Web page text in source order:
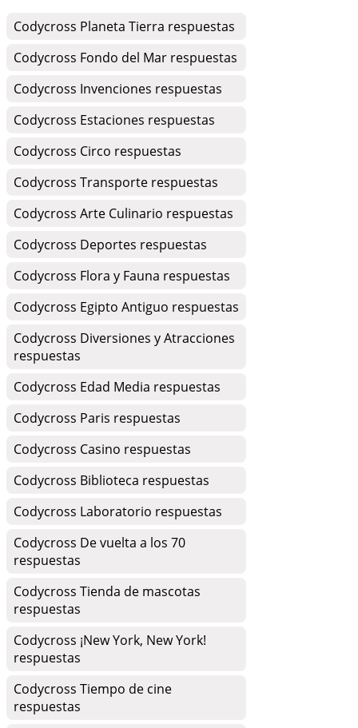
Codycross Planeta Tierra respuestas
Codycross Fondo del Mar respuestas
Codycross Invenciones respuestas
Codycross Estaciones respuestas
Codycross Circo respuestas
Codycross Transporte respuestas
Codycross Arte Culinario respuestas
Codycross Deportes respuestas
Codycross Flora y Fauna respuestas
Codycross Egipto Antiguo respuestas
Codycross Diversiones y Atracciones
respuestas
Codycross Edad Media respuestas
Codycross Paris respuestas
Codycross Casino respuestas
Codycross Biblioteca respuestas
Codycross Laboratorio respuestas
Codycross De vuelta a los 70
respuestas
Codycross Tienda de mascotas
respuestas
Codycross ¡New York, New York!
respuestas
Codycross Tiempo de cine
respuestas